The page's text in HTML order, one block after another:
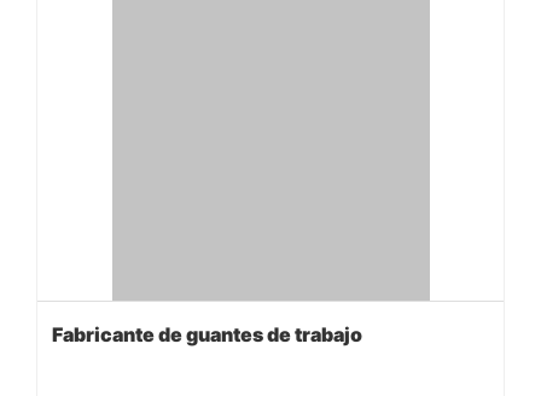
Fabricante de guantes de trabajo